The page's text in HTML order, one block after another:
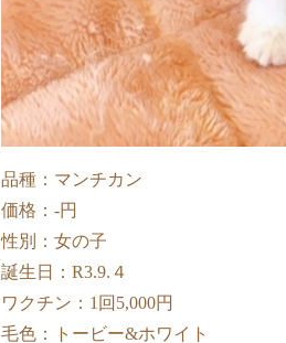
品種：マンチカン
価格：-円
性別：女の子
誕生日：R3.9.４
ワクチン：1回5,000円
毛色：トービー&ホワイト